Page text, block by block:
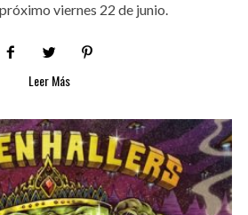
viernes 22 de junio.
Leer Más